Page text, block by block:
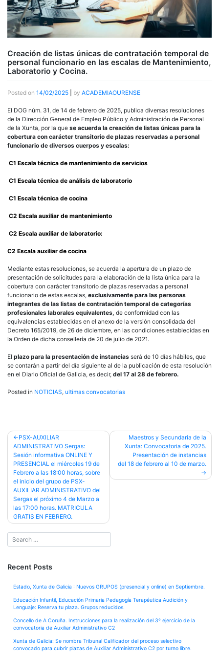
Creación de listas únicas de contratación temporal de
personal funcionario en las escalas de Mantenimiento,
Laboratorio y Cocina.
Posted on 14/02/2025 by ACADEMIAOURENSE
El DOG núm. 31, de 14 de febrero de 2025, publica diversas resoluciones
de la Dirección General de Empleo Público y Administración de Personal
de la Xunta, por la que se acuerda la creación de listas únicas para la
cobertura con carácter transitorio de plazas reservadas a personal
funcionario de diversos cuerpos y escalas:
C1 Escala técnica de mantenimiento de servicios
C1 Escala técnica de análisis de laboratorio
C1 Escala técnica de cocina
C2 Escala auxiliar de mantenimiento
C2 Escala auxiliar de laboratorio:
C2 Escala auxiliar de cocina
Mediante estas resoluciones, se acuerda la apertura de un plazo de
presentación de solicitudes para la elaboración de la lista única para la
cobertura con carácter transitorio de plazas reservadas a personal
funcionario de estas escalas, exclusivamente para las personas
integrantes de las listas de contratación temporal de categorías
profesionales laborales equivalentes, de conformidad con las
equivalencias establecidas en el anexo de la versión consolidada del
Decreto 165/2019, de 26 de diciembre, en las condiciones establecidas en
la Orden de dicha consellería de 20 de julio de 2021.
El plazo para la presentación de instancias será de 10 días hábiles, que
se contarán a partir del día siguiente al de la publicación de esta resolución
en el Diario Oficial de Galicia, es decir, del 17 al 28 de febrero.
Posted in NOTICIAS, ultimas convocatorias
Post
navigation
PSX-AUXILIAR
ADMINISTRATIVO Sergas:
Sesión informativa ONLINE Y
PRESENCIAL el miércoles 19 de
Febrero a las 18:00 horas, sobre
el inicio del grupo de PSX-
AUXILIAR ADMINISTRATIVO del
Sergas el próximo 4 de Marzo a
las 17:00 horas. MATRICULA
GRATIS EN FEBRERO.
Maestros y Secundaria de la
Xunta: Convocatoria de 2025.
Presentación de instancias
del 18 de febrero al 10 de marzo.
Recent Posts
Estado, Xunta de Galicia : Nuevos GRUPOS (presencial y online) en Septiembre.
Educación Infantil, Educación Primaria Pedagogía Terapéutica Audición y
Lenguaje: Reserva tu plaza. Grupos reducidos.
Concello de A Coruña. Instrucciones para la realización del 3º ejercicio de la
convocatoria de Auxiliar Administrativo C2
Xunta de Galicia: Se nombra Tribunal Calificador del proceso selectivo
convocado para cubrir plazas de Auxiliar Administrativo C2 por turno libre.